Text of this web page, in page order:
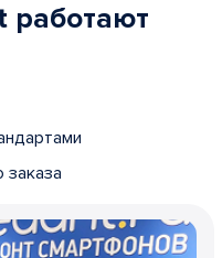
работают
заказа